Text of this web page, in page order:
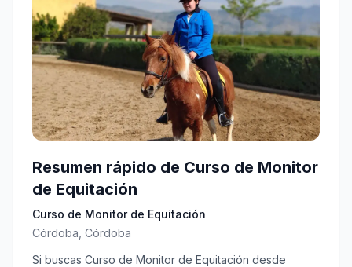
Resumen rápido de Curso de Monitor
de Equitación
Curso de Monitor de Equitación
Córdoba, Córdoba
Si buscas Curso de Monitor de Equitación desde